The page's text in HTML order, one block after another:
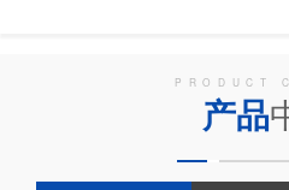
PRODUCT
产品